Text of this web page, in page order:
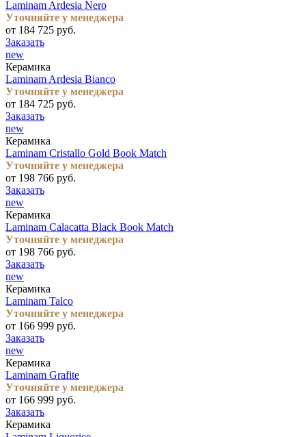
Laminam Ardesia Nero
Уточняйте у менеджера
от 184 725 руб.
Заказать
new
Керамика
Laminam Ardesia Bianco
Уточняйте у менеджера
от 184 725 руб.
Заказать
new
Керамика
Laminam Cristallo Gold Book Match
Уточняйте у менеджера
от 198 766 руб.
Заказать
new
Керамика
Laminam Calacatta Black Book Match
Уточняйте у менеджера
от 198 766 руб.
Заказать
new
Керамика
Laminam Talco
Уточняйте у менеджера
от 166 999 руб.
Заказать
new
Керамика
Laminam Grafite
Уточняйте у менеджера
от 166 999 руб.
Заказать
Керамика